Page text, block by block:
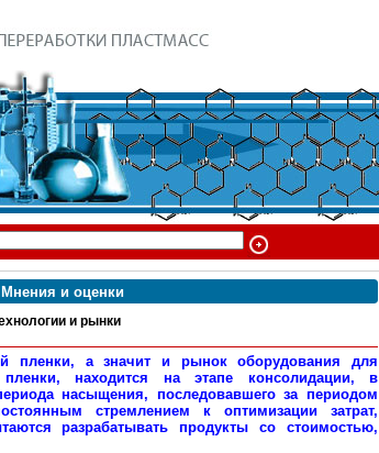
Мнения и оценки
и рынки
пленки, а значит и рынок оборудования для
пленки, находится на этапе консолидации, в
насыщения, последовавшего за периодом
стремлением к оптимизации затрат,
разрабатывать продукты со стоимостью,